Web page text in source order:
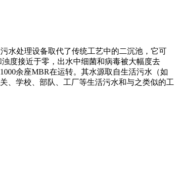
水处理设备取代了传统工艺中的二沉池，它可
度接近于零，出水中细菌和病毒被大幅度去
余座MBR在运转。其水源取自生活污水（如
、学校、部队、工厂等生活污水和与之类似的工